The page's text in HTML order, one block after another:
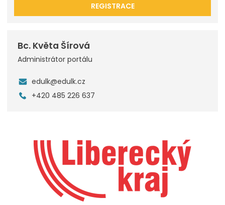
REGISTRACE
Bc. Květa Šírová
Administrátor portálu
edulk@edulk.cz
+420 485 226 637